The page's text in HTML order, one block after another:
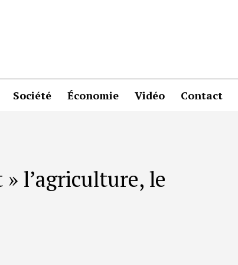
Société Économie Vidéo Contact
l’agriculture, le